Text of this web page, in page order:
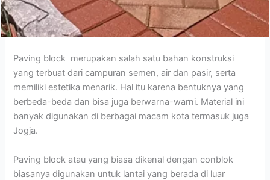
Paving block merupakan salah satu bahan konstruksi
yang terbuat dari campuran semen, air dan pasir, serta
memiliki estetika menarik. Hal itu karena bentuknya yang
berbeda-beda dan bisa juga berwarna-warni. Material ini
banyak digunakan di berbagai macam kota termasuk juga
Jogja.
Paving block atau yang biasa dikenal dengan conblok
biasanya digunakan untuk lantai yang berada di luar